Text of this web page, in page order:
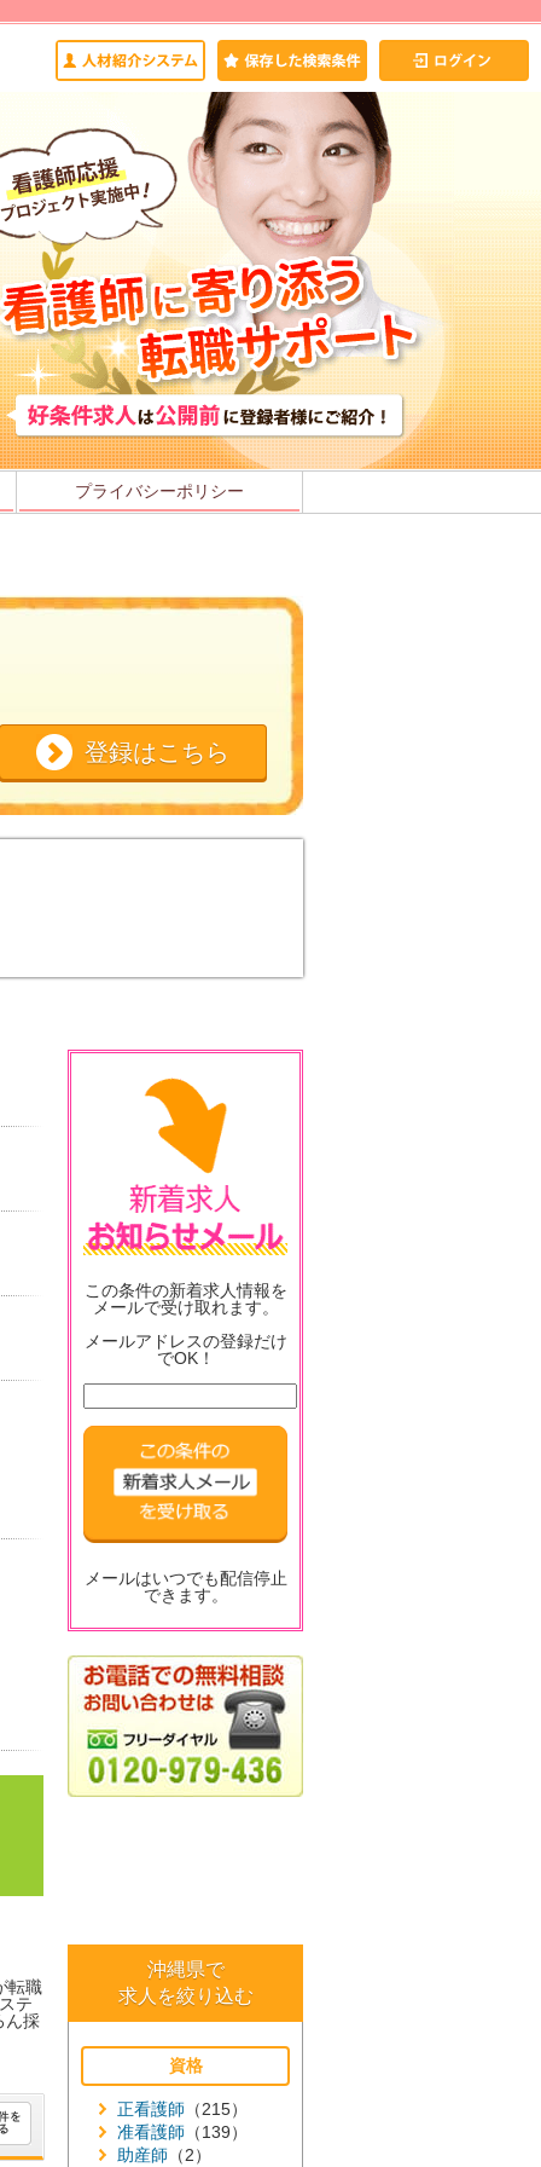
プライバシーポリシー
登録はこちら
この条件の新着求人情報を
メールで受け取れます。
メールアドレスの登録だけ
でOK！
メールはいつでも配信停止
できます。
転職
テ
ん採
沖縄県で
求人を絞り込む
資格
正看護師 （215）
准看護師 （139）
助産師 （2）